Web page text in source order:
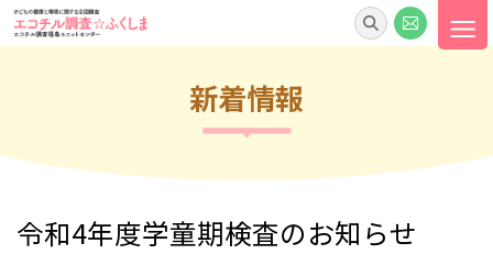
新着情報
令和4年度学童期検査のお知らせ